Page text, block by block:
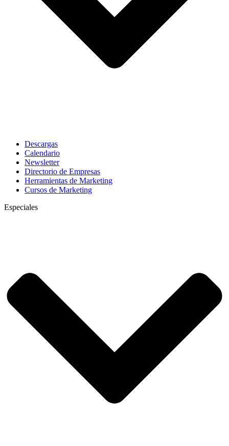
Descargas
Calendario
Newsletter
Directorio de Empresas
Herramientas de Marketing
Cursos de Marketing
Especiales